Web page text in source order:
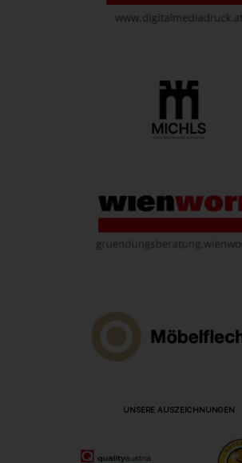
UNSERE AUSZEICHNUNGEN